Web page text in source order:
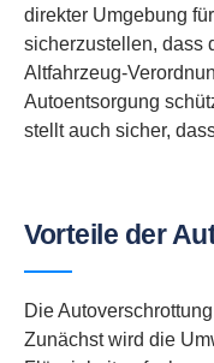
direkter Umgebung
sicherzustellen, dass
Altfahrzeug-
Autoentsorgung
stellt auch sicher,
Vorteile der
Die
Zunächst wird die